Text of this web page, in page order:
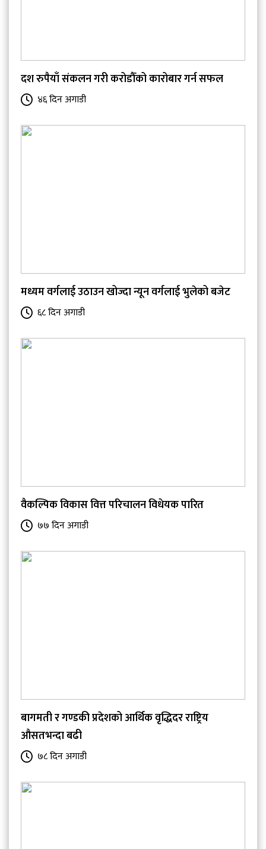
दश रुपैयाँ संकलन गरी करोडौँको कारोबार गर्न सफल
४६ दिन अगाडी
मध्यम वर्गलाई उठाउन खोज्दा न्यून वर्गलाई भुलेको बजेट
६८ दिन अगाडी
वैकल्पिक विकास वित्त परिचालन विधेयक पारित
७७ दिन अगाडी
बागमती र गण्डकी प्रदेशको आर्थिक वृद्धिदर राष्ट्रिय
औसतभन्दा बढी
७८ दिन अगाडी